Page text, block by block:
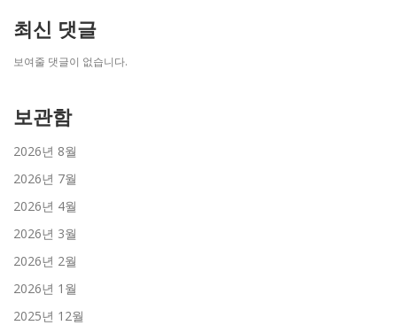
최신 댓글
보여줄 댓글이 없습니다.
보관함
2026년 8월
2026년 7월
2026년 4월
2026년 3월
2026년 2월
2026년 1월
2025년 12월